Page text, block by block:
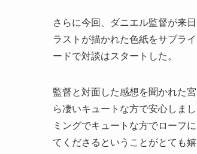
さらに今回、ダニエル監督が来
ラストが描かれた色紙をサプラ
ードで対談はスタートした。
監督と対面した感想を聞かれた
ら凄いキュートな方で安心しま
ミングでキュートな方でローフ
てくださるということがとても